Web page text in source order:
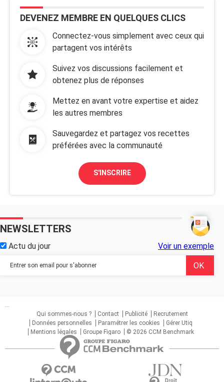
DEVENEZ MEMBRE EN QUELQUES CLICS
Connectez-vous simplement avec ceux qui
partagent vos intérêts
Suivez vos discussions facilement et
obtenez plus de réponses
Mettez en avant votre expertise et aidez
les autres membres
Sauvegardez et partagez vos recettes
préférées avec la communauté
S'INSCRIRE
NEWSLETTERS
Actu du jour Voir un exemple
...
Qui sommes-nous ?
Contact Publicité
Recrutement
Données personnelles
Paramétrer les cookies
Gérer Utiq
Mentions légales
Groupe Figaro © 2026 CCM Benchmark